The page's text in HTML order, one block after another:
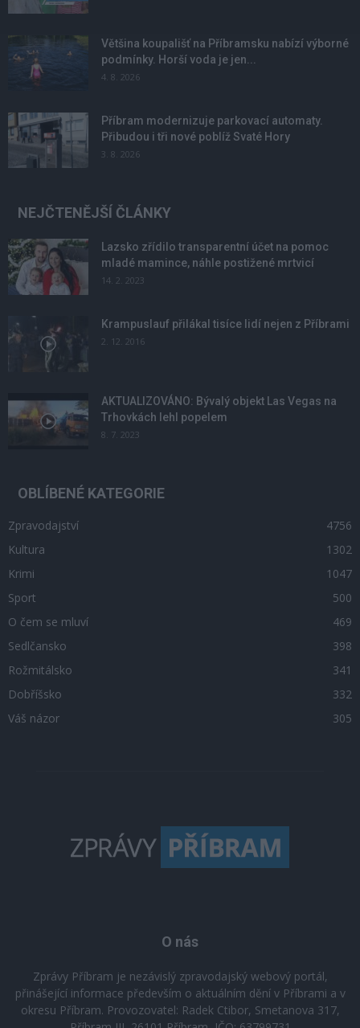
Většina koupališť na Příbramsku nabízí výborné
podmínky. Horší voda je jen...
4. 8. 2026
Příbram modernizuje parkovací automaty.
Přibudou i tři nové poblíž Svaté Hory
3. 8. 2026
NEJČTENĚJŠÍ ČLÁNKY
Lazsko zřídilo transparentní účet na pomoc
mladé mamince, náhle postižené mrtvicí
14. 2. 2023
Krampuslauf přilákal tisíce lidí nejen z Příbrami
2. 12. 2016
AKTUALIZOVÁNO: Bývalý objekt Las Vegas na
Trhovkách lehl popelem
8. 7. 2023
OBLÍBENÉ KATEGORIE
Zpravodajství
4756
Kultura
1302
Krimi
1047
Sport
500
O čem se mluví
469
Sedlčansko
398
Rožmitálsko
341
Dobříšsko
332
Váš názor
305
O nás
Zprávy Příbram je nezávislý zpravodajský webový portál,
přinášející informace především o aktuálním dění v Příbrami a v
okresu Příbram. Provozovatel: Radek Ctibor, Smetanova 317,